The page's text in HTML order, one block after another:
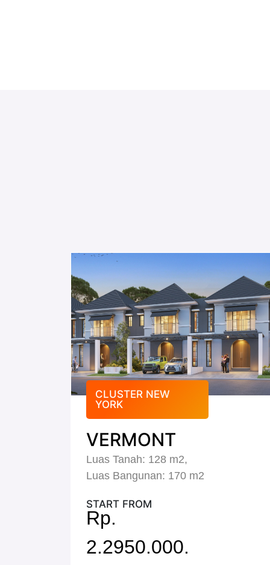
CLUSTER NEW
YORK
VERMONT
Luas Tanah: 128 m2,
Luas Bangunan: 170 m2
START FROM
Rp.
2.2950.000.